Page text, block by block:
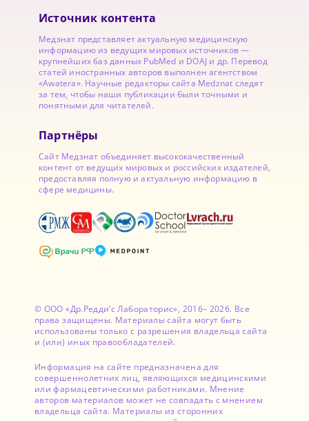
Источник контента
Медзнат представляет актуальную медицинскую
информацию из ведущих мировых источников —
крупнейших баз данных PubMed и DOAJ и др. Перевод
статей иностранных авторов выполнен агентством
«Awatera». Научные редакторы сайта Medznat следят
за тем, чтобы наши публикации были точными и
понятными для читателей.
Партнёры
Сайт Медзнат объединяет высококачественный
контент от ведущих мировых и российских издателей,
предоставляя полную и актуальную информацию в
сфере медицины.
© ООО «Др.Редди’с Лабораторис», 2016– 2026. Все
права защищены. Материалы сайта могут быть
использованы только с разрешения владельца сайта
и (или) иных правообладателей.
Информация на сайте предназначена для
совершеннолетних лиц, являющихся медицинскими
или фармацевтическими работниками. Мнение
авторов материалов может не совпадать с мнением
владельца сайта. Материалы из сторонних